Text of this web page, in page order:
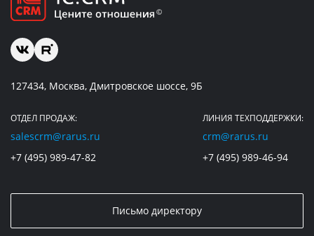
127434, Москва, Дмитровское шоссе, 9Б
ОТДЕЛ ПРОДАЖ:
salescrm@rarus.ru
+7 (495) 989-47-82
ЛИНИЯ ТЕХПОДДЕРЖКИ:
crm@rarus.ru
+7 (495) 989-46-94
Письмо директору